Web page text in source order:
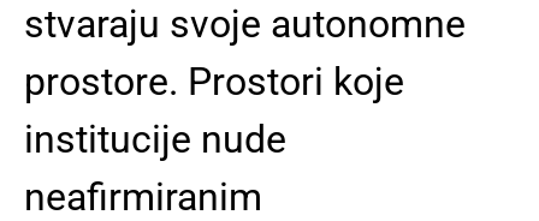
stvaraju svoje autonomne
prostore. Prostori koje
institucije nude
neafirmiranim